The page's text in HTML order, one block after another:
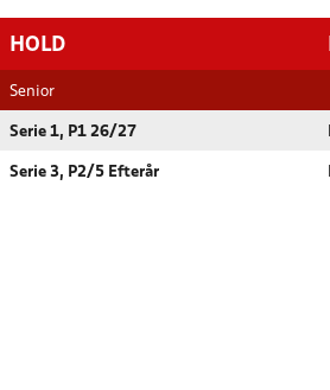
HOLD
Senior
Serie 1, P1 26/27
Serie 3, P2/5 Efterår